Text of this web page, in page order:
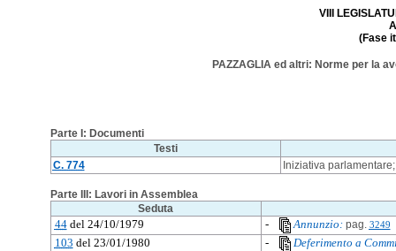
VIII
(Fase
PAZZAGLIA ed altri: Norme per la
Parte I: Documenti
Testi
C. 774
Iniziativa
Parte III: Lavori in Assemblea
Seduta
44del 24/10/1979 - Annunzio:pag. 3249
103 del 23/01/1980 - Deferimento a